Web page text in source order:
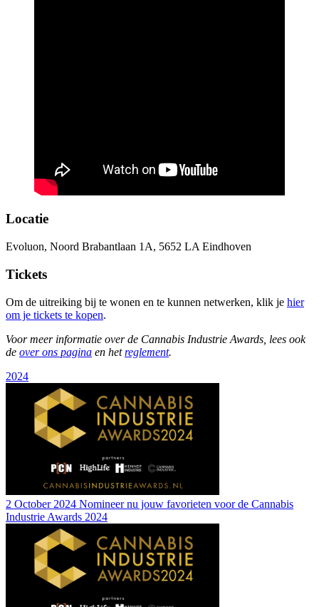
Locatie
Evoluon, Noord Brabantlaan 1A, 5652 LA Eindhoven
Tickets
Om de uitreiking bij te wonen en te kunnen netwerken, klik je hier
om je tickets te kopen.
Voor meer informatie over de Cannabis Industrie Awards, lees ook
de over ons pagina en hetreglement.
2024
2 October 2024 Nomineer nu jouw favorieten voor de Cannabis
Industrie Awards 2024